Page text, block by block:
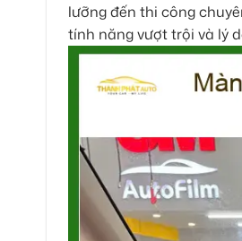
lưỡng đến thi công
tính năng vượt trội và lý